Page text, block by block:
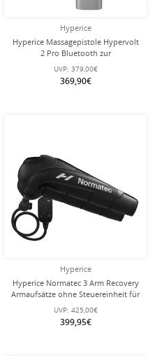
Hyperice
Hyperice Massagepistole Hypervolt
2 Pro Bluetooth zur
Tiefenmuskelbehandlung
UVP: 379,00€
369,90€
Hyperice
Hyperice Normatec 3 Arm Recovery
Armaufsätze ohne Steuereinheit für
die Arme
UVP: 425,00€
399,95€